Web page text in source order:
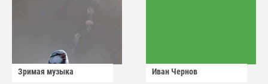
Зримая музыка Иван Чернов